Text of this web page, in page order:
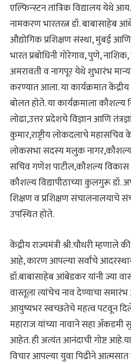
एल्फिन्स्टन तांत्रिक विद्यालय येथे
नामकरण भारतरत्न डॉ. बाबासाहेब
औद्योगिक प्रशिक्षण संस्था, मुंबई
भारत प्रबोधिनी गोरेगाव, पुणे,
अमरावती व नागपूर येथे शुभारंभ
करण्यात आला. या कार्यक्रमात
बोलत होते. या कार्यक्रमाला कौशल्य
लोढा,उत्तर प्रदेशचे विज्ञान आणि
कुमार,राष्ट्रीय लोकदलाचे महासचिव
लोकसभा सदस्य मलुक
सचिव गणेश पाटील,कौशल्य विकास
कौशल्य विद्यापीठाच्या कुलगुरू डॉ.
शिक्षण व प्रशिक्षण संचालनालयाचे
उपस्थित होते.
केंद्रीय राज्यमंत्री श्री.चौधरी
आहे, कारण आपल्या सर्वांचे
डॉ.बाबासाहेब आंबेडकर यांनी ज्या
वास्तूला त्यांचेच नाव देण्याचा
आयुष्यभर स्वच्छतेचे महत्व पटवून
महाराज यांच्या नावाने सहा
आहेत. ही अत्यंत आनंदाची गोष्ट
विचार आपल्या युवा पिढीने